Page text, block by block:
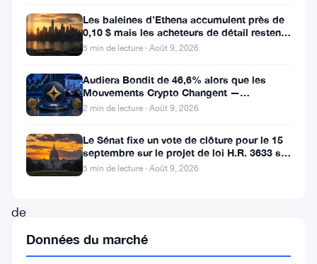
Stellar,
XLM,
évolue
depuis
plusieurs
dans
une
de
consolidation
étroite.
Les baleines d’Ethena accumulent près de
0,10 $ mais les acheteurs de détail restent
à l’écart
5 min de lecture · Août 9, 2026
Audiera Bondit de 46,6% alors que les
Mouvements Crypto Changent —
Mouvements Quotidiens 9 Août
2 min de lecture · Août 9, 2026
Le Sénat fixe un vote de clôture pour le 15
septembre sur le projet de loi H.R. 3633 sur
le marché des cryptos
5 min de lecture · Août 9, 2026
Données du marché